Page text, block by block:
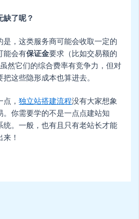
缺了呢？
是，这类服务商可能会收取一定的
能会有保证金要求（比如交易额的
然它们的综合费率有竞争力，但对
这些隐形成本也算进去。
点，独立站搭建流程没有大家想象
。你需要学的不是一点点建站知
统。一般，也有且只有老站长才能
！